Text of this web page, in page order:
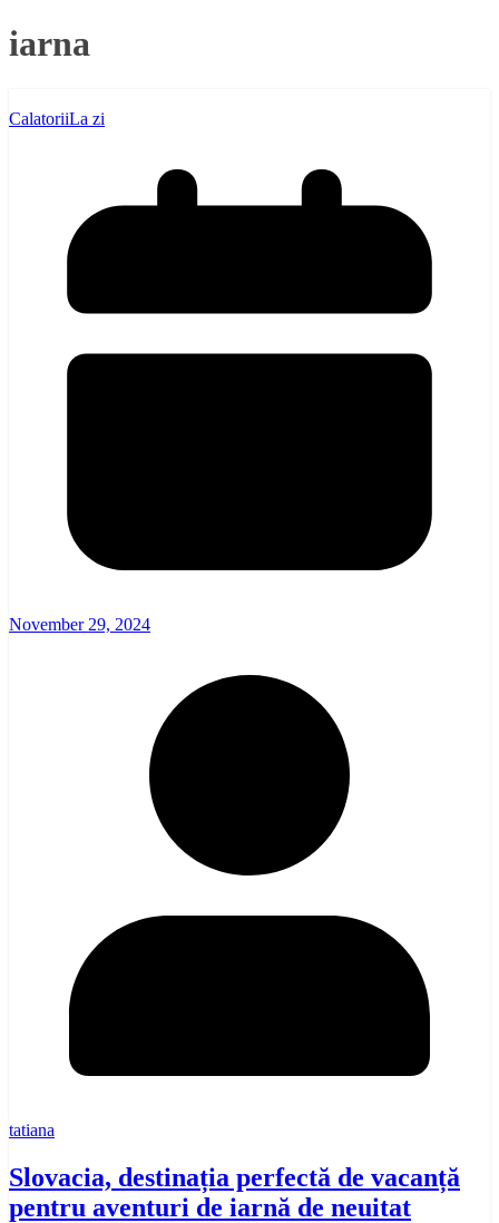
iarna
CalatoriiLa zi
November 29, 2024
tatiana
Slovacia, destinația perfectă de vacanță
pentru aventuri de iarnă de neuitat